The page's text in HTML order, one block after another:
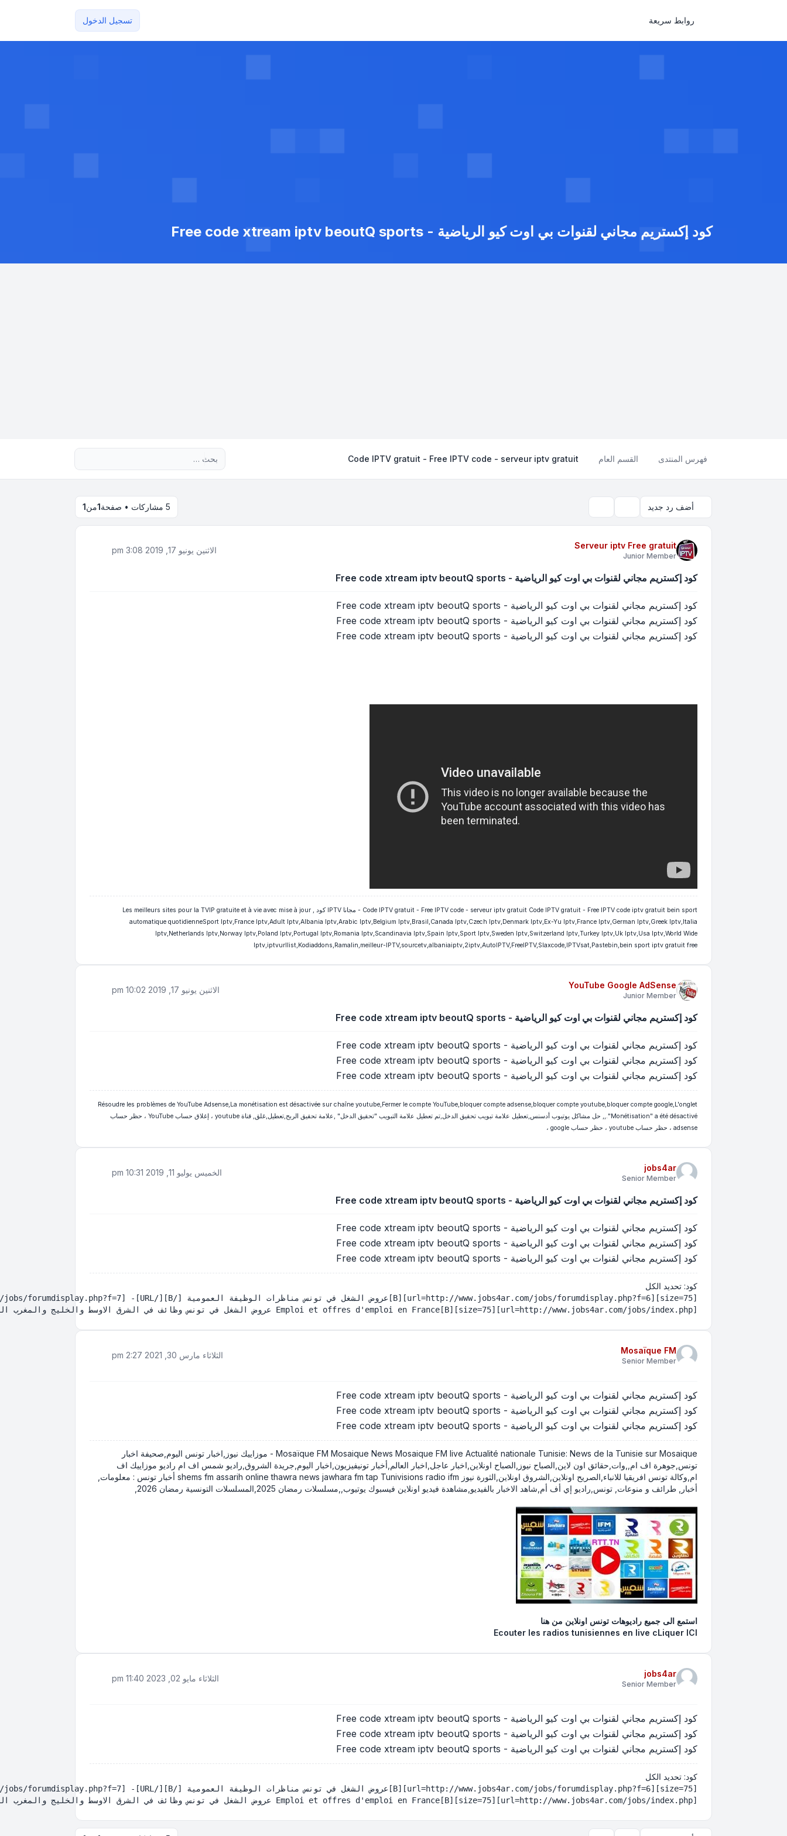
روابط سريعة تسجيل الدخول
كود إكستريم مجاني لقنوات بي اوت كيو الرياضية - Free code xtream iptv beoutQ sports
فهرس المنتدى القسم العام Code IPTV gratuit - Free IPTV code - serveur iptv gratuit
أضف رد جديد 5 مشاركات • صفحة 1من1
Serveur iptv Free gratuit
Junior Member
الاثنين يونيو 17, 2019 3:08 pm
كود إكستريم مجاني لقنوات بي اوت كيو الرياضية - Free code xtream iptv beoutQ sports
كود إكستريم مجاني لقنوات بي اوت كيو الرياضية - Free code xtream iptv beoutQ sports
كود إكستريم مجاني لقنوات بي اوت كيو الرياضية - Free code xtream iptv beoutQ sports
كود إكستريم مجاني لقنوات بي اوت كيو الرياضية - Free code xtream iptv beoutQ sports
Code IPTV gratuit - Free IPTV code - serveur iptv gratuit Code IPTV gratuit - Free IPTV code iptv gratuit bein sport - مجانا IPTV كود , Les meilleurs sites pour la TVIP gratuite et à vie avec mise à jour
automatique quotidienneSport Iptv,France Iptv,Adult Iptv,Albania Iptv,Arabic Iptv,Belgium Iptv,Brasil,Canada Iptv,Czech Iptv,Denmark Iptv,Ex-Yu Iptv,France Iptv,German Iptv,Greek Iptv,Italia
Iptv,Netherlands Iptv,Norway Iptv,Poland Iptv,Portugal Iptv,Romania Iptv,Scandinavia Iptv,Spain Iptv,Sport Iptv,Sweden Iptv,Switzerland Iptv,Turkey Iptv,Uk Iptv,Usa Iptv,World Wide
Iptv,iptvurllist,Kodiaddons,Ramalin,meilleur-IPTV,sourcetv,albaniaiptv,2iptv,AutoIPTV,FreeIPTV,Slaxcode,IPTVsat,Pastebin,bein sport iptv gratuit free
YouTube Google AdSense
Junior Member
الاثنين يونيو 17, 2019 10:02 pm
كود إكستريم مجاني لقنوات بي اوت كيو الرياضية - Free code xtream iptv beoutQ sports
كود إكستريم مجاني لقنوات بي اوت كيو الرياضية - Free code xtream iptv beoutQ sports
كود إكستريم مجاني لقنوات بي اوت كيو الرياضية - Free code xtream iptv beoutQ sports
كود إكستريم مجاني لقنوات بي اوت كيو الرياضية - Free code xtream iptv beoutQ sports
Résoudre les problèmes de YouTube Adsense,La monétisation est désactivée sur chaîne youtube,Fermer le compte YouTube,bloquer compte adsense,bloquer compte youtube,bloquer compte google,L'onglet
"Monétisation" a été désactivé.,, حل مشاكل يوتيوب أدسنس,تعطيل علامة تبويب تحقيق الدخل,تم تعطيل علامة التبويب "تحقيق الدخل" ,علامة تحقيق الربح,تعطيل,غلق, قناة youtube ، إغلاق حساب YouTube ، حظر حساب
adsense ، حظر حساب youtube ، حظر حساب google ،
jobs4ar
Senior Member
الخميس يوليو 11, 2019 10:31 pm
كود إكستريم مجاني لقنوات بي اوت كيو الرياضية - Free code xtream iptv beoutQ sports
كود إكستريم مجاني لقنوات بي اوت كيو الرياضية - Free code xtream iptv beoutQ sports
كود إكستريم مجاني لقنوات بي اوت كيو الرياضية - Free code xtream iptv beoutQ sports
كود إكستريم مجاني لقنوات بي اوت كيو الرياضية - Free code xtream iptv beoutQ sports
كود: تحديد الكل
[url=http://www.jobs4ar.com/jobs/index.php][size=75][B]Emploi et offres d'emploi en France عروض الشغل في تونس وظائف في الشرق الاوسط والخليج والمغرب العربي 2016, 2017 5edma tayara, agence nationale pour l'emploi et le travail, agent, aneti, concours, annonce concours annonce emploi tunisie, annonces de presse, annonces tayara, arabe jobs tayara, atct, مناظرة, الوكالة التونسية للتعاون الفني, chauffeur, concours tayara, concours tunisie, concours.tn, انتداب مناظرة مناظرات نتائج مناظرات انتدابات الوظيفة العمومية - el5edma, elkhedma emploi avec salaire élevé, offres d'emploi et , offres d'emplois offres emploi presse tunisie, ouvrier, recrutement, tayara tunisie travail emploi 5edma tayara, tunisie compétences, tunisie jobs, tunisie recrutement tunisie tayara tunisie travail recrutement emploi, عروض الشغل اليوم , عروض الشغل بجريدة لابراس عروض الشغل في تونس, عروض الشغل عروض الشغل في جريدة الشروق, vendeurs, wadhifa tayra, وظائف, وظائف للعرب, وظائف في تونس, وظيفة[/B][/size][/URL]
Mosaïque FM
Senior Member
الثلاثاء مارس 30, 2021 2:27 pm
كود إكستريم مجاني لقنوات بي اوت كيو الرياضية - Free code xtream iptv beoutQ sports
كود إكستريم مجاني لقنوات بي اوت كيو الرياضية - Free code xtream iptv beoutQ sports
كود إكستريم مجاني لقنوات بي اوت كيو الرياضية - Free code xtream iptv beoutQ sports
Mosaïque FM Mosaique News Mosaique FM live Actualité nationale Tunisie: News de la Tunisie sur Mosaique - موزاييك نيوز,اخبار تونس اليوم,صحيفة اخبار
تونس,جوهرة اف ام,,وات,حقائق اون لاين,الصباح نيوز,الصباح اونلاين,اخبار عاجل,اخبار العالم,أخبار تونيفيزيون,اخبار اليوم,جريدة الشروق,راديو شمس اف ام راديو موزاييك اف
ام,وكالة تونس افريقيا للانباء,الصريح اونلاين,الشروق اونلاين,الثورة نيوز shems fm assarih online thawra news jawhara fm tap Tunivisions radio ifm أخبار تونس : معلومات,
أخبار, طرائف و منوعات, تونس,راديو إي أف أم,شاهد الاخبار بالفيديو,مشاهدة فيديو اونلاين فيسبوك يوتيوب,,مسلسلات رمضان 2025,المسلسلات التونسية رمضان 2026,
استمع الى جميع راديوهات تونس اونلاين من هنا
Ecouter les radios tunisiennes en live cLiquer ICI
jobs4ar
Senior Member
الثلاثاء مايو 02, 2023 11:40 pm
كود إكستريم مجاني لقنوات بي اوت كيو الرياضية - Free code xtream iptv beoutQ sports
كود إكستريم مجاني لقنوات بي اوت كيو الرياضية - Free code xtream iptv beoutQ sports
كود إكستريم مجاني لقنوات بي اوت كيو الرياضية - Free code xtream iptv beoutQ sports
كود: تحديد الكل
[url=http://www.jobs4ar.com/jobs/index.php][size=75][B]Emploi et offres d'emploi en France عروض الشغل في تونس وظائف في الشرق الاوسط والخليج والمغرب العربي 2016, 2017 5edma tayara, agence nationale pour l'emploi et le travail, agent, aneti, concours, annonce concours annonce emploi tunisie, annonces de presse, annonces tayara, arabe jobs tayara, atct, مناظرة, الوكالة التونسية للتعاون الفني, chauffeur, concours tayara, concours tunisie, concours.tn, انتداب مناظرة مناظرات نتائج مناظرات انتدابات الوظيفة العمومية - el5edma, elkhedma emploi avec salaire élevé, offres d'emploi et , offres d'emplois offres emploi presse tunisie, ouvrier, recrutement, tayara tunisie travail emploi 5edma tayara, tunisie compétences, tunisie jobs, tunisie recrutement tunisie tayara tunisie travail recrutement emploi, عروض الشغل اليوم , عروض الشغل بجريدة لابراس عروض الشغل في تونس, عروض الشغل عروض الشغل في جريدة الشروق, vendeurs, wadhifa tayra, وظائف, وظائف للعرب, وظائف في تونس, وظيفة[/B][/size][/URL]